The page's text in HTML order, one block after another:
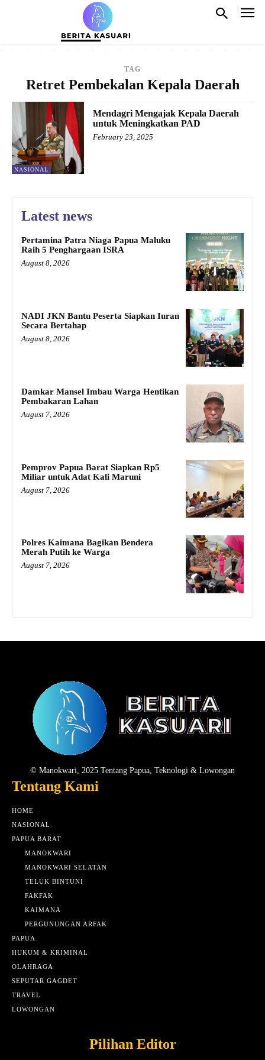
TAG
Retret Pembekalan Kepala Daerah
NASIONAL
Mendagri Mengajak Kepala Daerah
untuk Meningkatkan PAD
February 23, 2025
Latest news
Pertamina Patra Niaga Papua Maluku
Raih 5 Penghargaan ISRA
August 8, 2026
NADI JKN Bantu Peserta Siapkan Iuran
Secara Bertahap
August 8, 2026
Damkar Mansel Imbau Warga Hentikan
Pembakaran Lahan
August 7, 2026
Pemprov Papua Barat Siapkan Rp5
Miliar untuk Adat Kali Maruni
August 7, 2026
Polres Kaimana Bagikan Bendera
Merah Putih ke Warga
August 7, 2026
© Manokwari, 2025 Tentang Papua, Teknologi & Lowongan
Tentang Kami
HOME
NASIONAL
PAPUA BARAT
MANOKWARI
MANOKWARI SELATAN
TELUK BINTUNI
FAKFAK
KAIMANA
PERGUNUNGAN ARFAK
PAPUA
HUKUM & KRIMINAL
OLAHRAGA
SEPUTAR GAGDET
TRAVEL
LOWONGAN
Pilihan Editor